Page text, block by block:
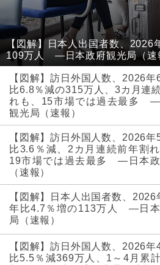
【図解】日本人出国者数、2026
109万人 ―日本政府観光局（速
【図解】訪日外国人数、2026年
比6.8％減の315万人、3カ月連
れも、15市場では過去最多 ―
観光局（速報）
【図解】訪日外国人数、2026年
比3.6％減、2カ月連続前年割
19市場では過去最多 ―日本政
（速報）
【図解】日本人出国者数、2026
年比4.7％増の113万人 ―日本
局（速報）
【図解】訪日外国人数、2026年
比5.5％減369万人、1～4月累